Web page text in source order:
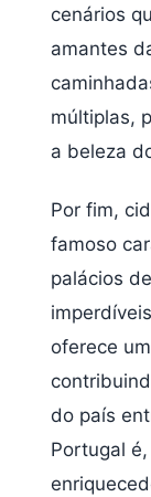
cenários
amantes
múltiplas,
a beleza
Por fim,
famoso
palácios
oferece
do país
Portugal